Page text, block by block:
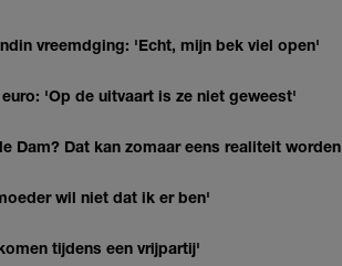
vreemdging: 'Echt, mijn bek viel open'
'Op de uitvaart is ze niet geweest'
Dam? Dat kan zomaar eens realiteit worden
wil niet dat ik er ben'
tijdens een vrijpartij'